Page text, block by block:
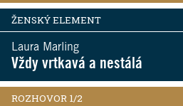
ŽENSKÝ ELEMENT
Laura Marling
Vždy vrtkavá a nestálá
ROZHOVOR 1/2